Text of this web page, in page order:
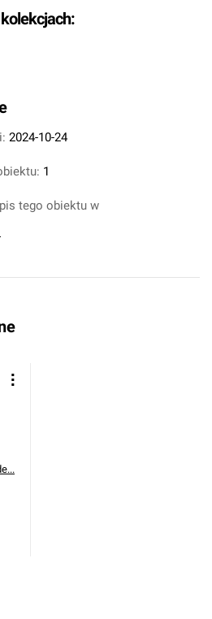
2024-10-24
1
tego obiektu w